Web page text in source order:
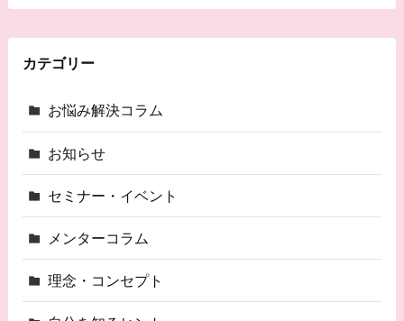
カテゴリー
お悩み解決コラム
お知らせ
セミナー・イベント
メンターコラム
理念・コンセプト